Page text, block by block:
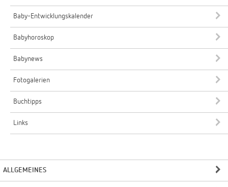
Baby-Entwicklungskalender
Babyhoroskop
Babynews
Fotogalerien
Buchtipps
Links
ALLGEMEINES